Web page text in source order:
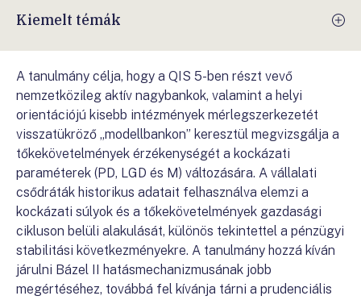
Kiemelt témák
A tanulmány célja, hogy a QIS 5-ben részt vevő
nemzetközileg aktív nagybankok, valamint a helyi
orientációjú kisebb intézmények mérlegszerkezetét
visszatükröző „modellbankon” keresztül megvizsgálja a
tőkekövetelmények érzékenységét a kockázati
paraméterek (PD, LGD és M) változására. A vállalati
csődráták historikus adatait felhasználva elemzi a
kockázati súlyok és a tőkekövetelmények gazdasági
cikluson belüli alakulását, különös tekintettel a pénzügyi
stabilitási következményekre. A tanulmány hozzá kíván
járulni Bázel II hatásmechanizmusának jobb
megértéséhez, továbbá fel kívánja tárni a prudenciális